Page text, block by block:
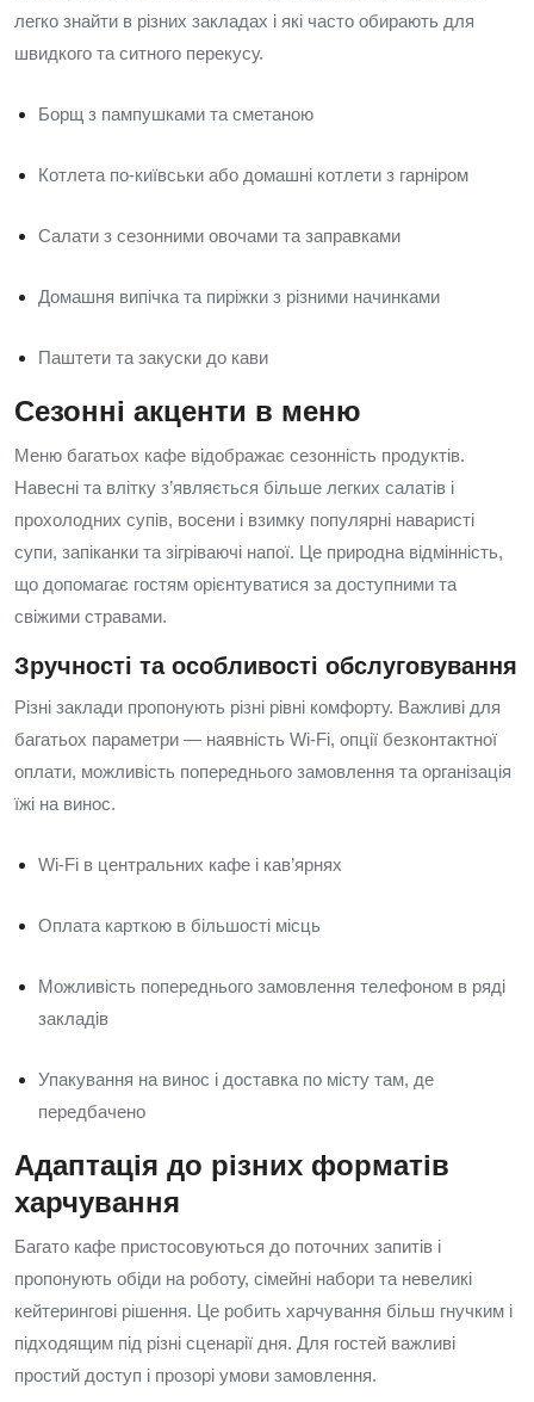
легко знайти в різних закладах і які часто обирають для
швидкого та ситного перекусу.
Борщ з пампушками та сметаною
Котлета по-київськи або домашні котлети з гарніром
Салати з сезонними овочами та заправками
Домашня випічка та пиріжки з різними начинками
Паштети та закуски до кави
Сезонні акценти в меню
Меню багатьох кафе відображає сезонність продуктів.
Навесні та влітку з’являється більше легких салатів і
прохолодних супів, восени і взимку популярні наваристі
супи, запіканки та зігріваючі напої. Це природна відмінність,
що допомагає гостям орієнтуватися за доступними та
свіжими стравами.
Зручності та особливості обслуговування
Різні заклади пропонують різні рівні комфорту. Важливі для
багатьох параметри — наявність Wi‑Fi, опції безконтактної
оплати, можливість попереднього замовлення та організація
їжі на винос.
Wi‑Fi в центральних кафе і кав’ярнях
Оплата карткою в більшості місць
Можливість попереднього замовлення телефоном в ряді
закладів
Упакування на винос і доставка по місту там, де
передбачено
Адаптація до різних форматів
харчування
Багато кафе пристосовуються до поточних запитів і
пропонують обіди на роботу, сімейні набори та невеликі
кейтерингові рішення. Це робить харчування більш гнучким і
підходящим під різні сценарії дня. Для гостей важливі
простий доступ і прозорі умови замовлення.